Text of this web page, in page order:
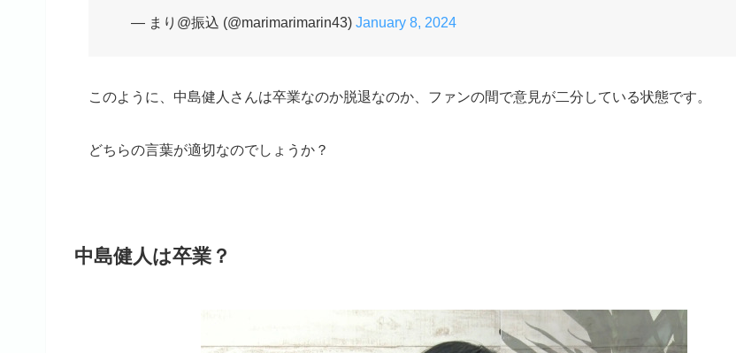
— まり@振込 (@marimarimarin43) January 8, 2024
このように、中島健人さんは卒業なのか脱退なのか、ファンの間で意見が二分している状態です。
どちらの言葉が適切なのでしょうか？
中島健人は卒業？